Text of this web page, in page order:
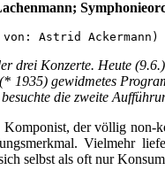
Astrid Ackermann)
drei Konzerte. Heute
1935) gewidmetes
die zweite
Komponist, der völlig non-
Vielmehr
selbst als oft nur